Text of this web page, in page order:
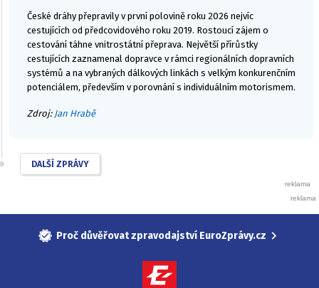
České dráhy přepravily v první polovině roku 2026 nejvíc
cestujících od předcovidového roku 2019. Rostoucí zájem o
cestování táhne vnitrostátní přeprava. Největší přírůstky
cestujících zaznamenal dopravce v rámci regionálních dopravních
systémů a na vybraných dálkových linkách s velkým konkurenčním
potenciálem, především v porovnání s individuálním motorismem.
Zdroj: Jan Hrabě
DALŠÍ ZPRÁVY
Proč důvěřovat zpravodajství EuroZprávy.cz